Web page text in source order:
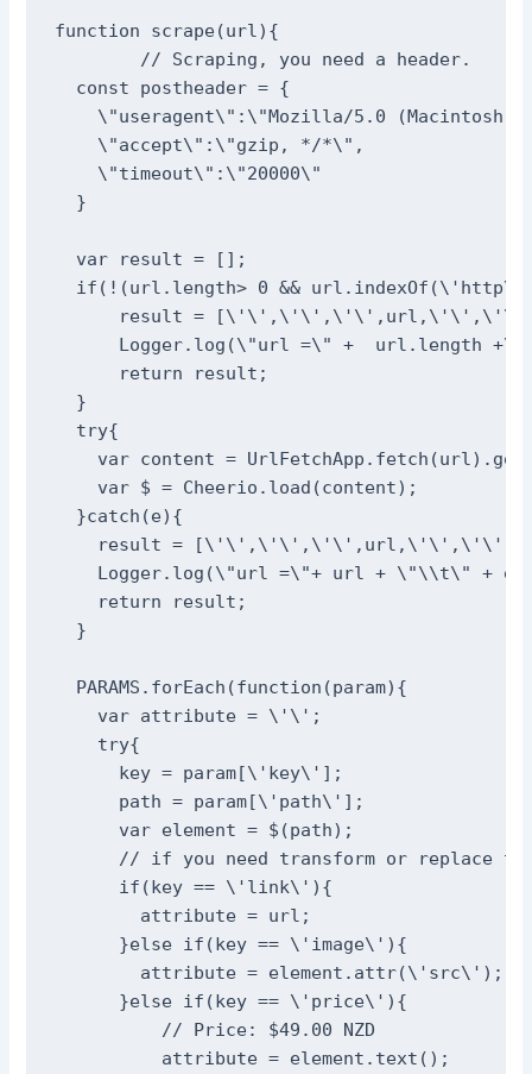
function scrape(url){
  const postheader = {
\"useragent\":\"Mozilla/5.0 (Macintosh;
    \"accept\":\"gzip, */*\",
    \"timeout\":\"20000\"
  }
  var result = [];
if(!(url.length> 0 &&
result =
Logger.log(\"url =\" +  url.length
      return result;
  }
  try{
var content =
    var $ = Cheerio.load(content);
  }catch(e){
result =
Logger.log(\"url =\"+ url + \"\\t\" +
    return result;
  }
  PARAMS.forEach(function(param){
    var attribute = \'\';
    try{
      key = param[\'key\'];
      path = param[\'path\'];
      var element = $(path);
// if you need transform or replace
      if(key == \'link\'){
        attribute = url;
      }else if(key == \'image\'){
        attribute = element.attr(\'src\');
      }else if(key == \'price\'){
          // Price: $49.00 NZD
          attribute = element.text();